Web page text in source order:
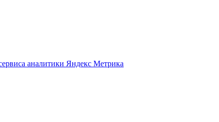
аналитики Яндекс Метрика